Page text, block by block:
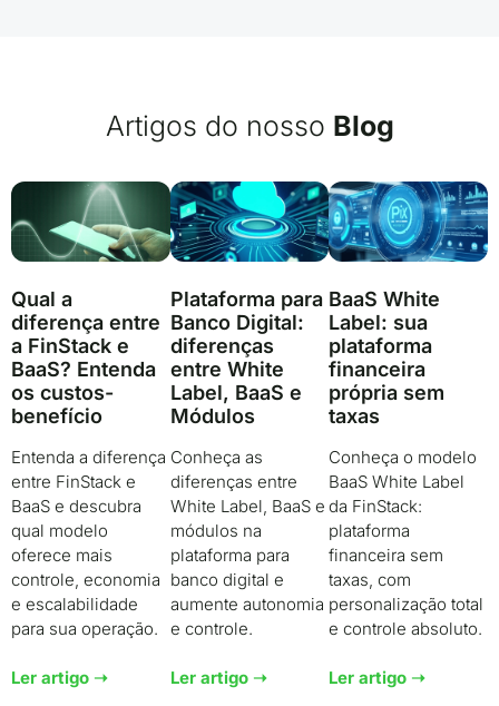
Artigos do nosso Blog
Qual a
diferença entre
a FinStack e
BaaS? Entenda
os custos-
benefício
Entenda a diferença
entre FinStack e
BaaS e descubra
qual modelo
oferece mais
controle, economia
e escalabilidade
para sua operação.
Ler artigo ➝
Plataforma para
Banco Digital:
diferenças
entre White
Label, BaaS e
Módulos
Conheça as
diferenças entre
White Label, BaaS e
módulos na
plataforma para
banco digital e
aumente autonomia
e controle.
Ler artigo ➝
BaaS White
Label: sua
plataforma
financeira
própria sem
taxas
Conheça o modelo
BaaS White Label
da FinStack:
plataforma
financeira sem
taxas, com
personalização total
e controle absoluto.
Ler artigo ➝